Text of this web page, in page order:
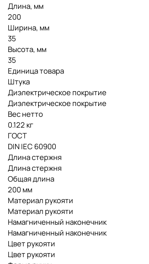
Длина, мм
200
Ширина, мм
35
Высота, мм
35
Единица товара
Штука
Диэлектрическое покрытие
Диэлектрическое покрытие
Вес нетто
0.122 кг
ГОСТ
DIN IEC 60900
Длина стержня
Длина стержня
Общая длина
200 мм
Материал рукояти
Материал рукояти
Намагниченный наконечник
Намагниченный наконечник
Цвет рукояти
Цвет рукояти